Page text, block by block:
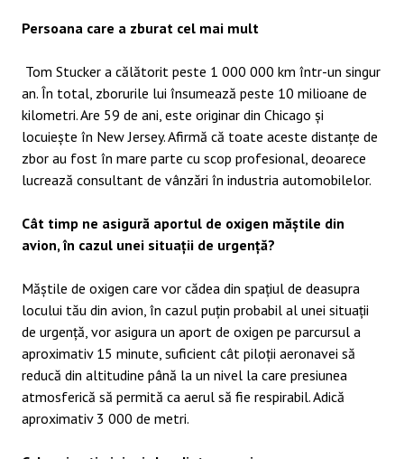
Persoana care a zburat cel mai mult
Tom Stucker a călătorit peste 1 000 000 km într-un singur
an. În total, zborurile lui însumează peste 10 milioane de
kilometri. Are 59 de ani, este originar din Chicago și
locuiește în New Jersey. Afirmă că toate aceste distanțe de
zbor au fost în mare parte cu scop profesional, deoarece
lucrează consultant de vânzări în industria automobilelor.
Cât timp ne asigură aportul de oxigen măștile din
avion, în cazul unei situații de urgență?
Măștile de oxigen care vor cădea din spațiul de deasupra
locului tău din avion, în cazul puțin probabil al unei situații
de urgență, vor asigura un aport de oxigen pe parcursul a
aproximativ 15 minute, suficient cât piloții aeronavei să
reducă din altitudine până la un nivel la care presiunea
atmosferică să permită ca aerul să fie respirabil. Adică
aproximativ 3 000 de metri.